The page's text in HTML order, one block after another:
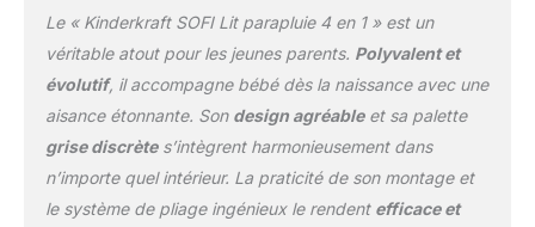
matelas confortable avec
une housse qui se retire
et se nettoie facilement.
verrouillés et
déverrouillés pour la
fonction de bascule.
SOFI est un lit idéal pour
Le « Kinderkraft SOFI Lit parapluie 4 en 1 » est un
véritable atout pour les jeunes parents. Polyvalent et
évolutif, il accompagne bébé dès la naissance avec une
aisance étonnante. Son design agréableet sa palette
grise discrètes’intègrent harmonieusement dans
n’importe quel intérieur. La praticité de son montage et
le système de pliage ingénieux le rendent efficace et